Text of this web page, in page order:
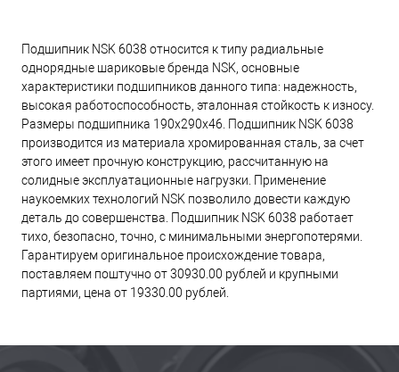
Подшипник NSK 6038 относится к типу радиальные
однорядные шариковые бренда NSK, основные
характеристики подшипников данного типа: надежность,
высокая работоспособность, эталонная стойкость к износу.
Размеры подшипника 190x290x46. Подшипник NSK 6038
производится из материала хромированная сталь, за счет
этого имеет прочную конструкцию, рассчитанную на
солидные эксплуатационные нагрузки. Применение
наукоемких технологий NSK позволило довести каждую
деталь до совершенства. Подшипник NSK 6038 работает
тихо, безопасно, точно, с минимальными энергопотерями.
Гарантируем оригинальное происхождение товара,
поставляем поштучно от 30930.00 рублей и крупными
партиями, цена от 19330.00 рублей.